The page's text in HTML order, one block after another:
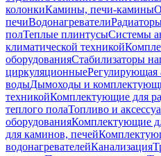
колонкиКамины, печи-камины
печиВодонагреватели
полТеплые плинтусыСистемы
климатической техникой
оборудованияСтабилизаторы
циркуляционныеРегулирующая
водыДымоходы и
техникойКомплектующие для
теплого полаТопливо и
оборудованияКомплектующие
для каминов, печей
водонагревателейКанализация